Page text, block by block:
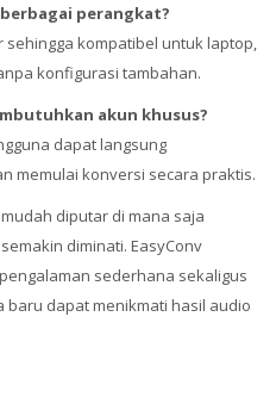
perangkat?
kompatibel untuk laptop,
konfigurasi tambahan.
akun khusus?
dapat langsung
memulai konversi secara praktis.
diputar di mana saja
diminati. EasyConv
sederhana sekaligus
baru dapat menikmati hasil audio